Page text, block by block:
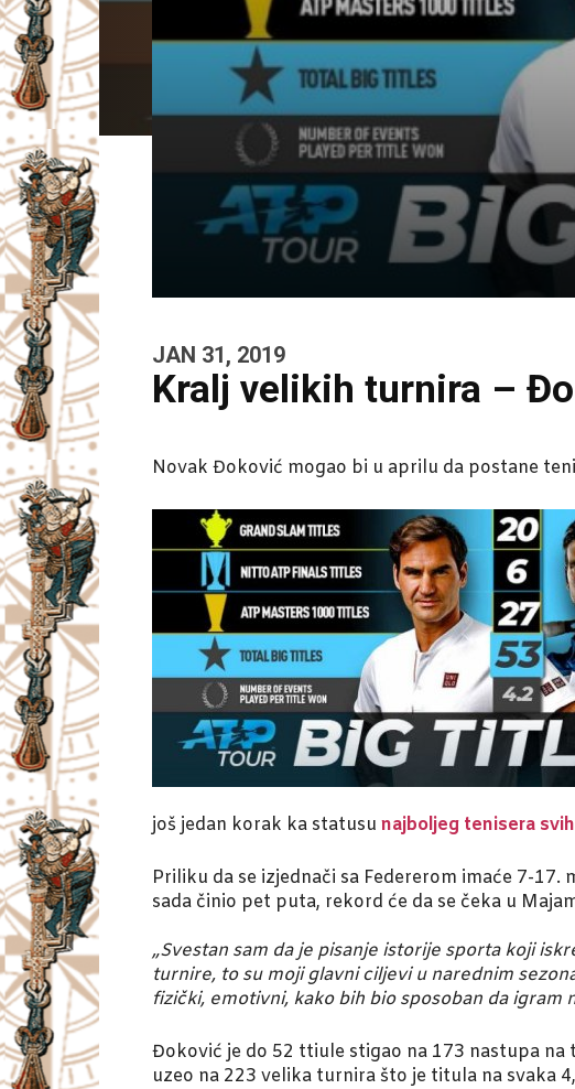
JAN 31, 2019
Kralj velikih turnira –
Novak Đoković mogao bi u aprilu da postane
još jedan korak ka statusu najboljeg tenisera
Priliku da se izjednači sa Federerom imaće 7-
sada činio pet puta, rekord će da se čeka u
„Svestan sam da je pisanje istorije sporta koji
turnire, to su moji glavni ciljevi u narednim
fizički, emotivni, kako bih bio sposoban da igram
Đoković je do 52 ttiule stigao na 173 nastupa na
uzeo na 223 velika turnira što je titula na svaka